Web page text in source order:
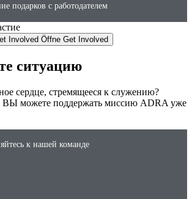
подарков с работодателем
Involved Öffne Get Involved
ситуацию
сердце, стремящееся к служению?
ВЫ можете поддержать миссию ADRA уже
к нашей команде